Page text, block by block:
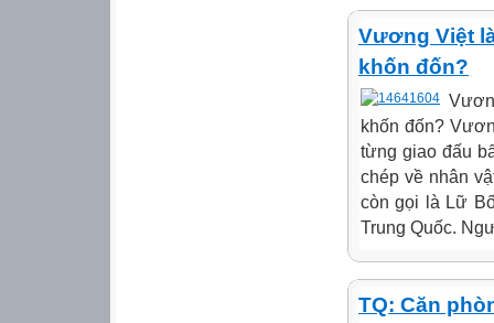
Vương Việt
khốn đốn?
khốn đốn?
từng giao đấu
chép về nhân
còn gọi là Lữ
Trung Quốc.
TQ: Căn